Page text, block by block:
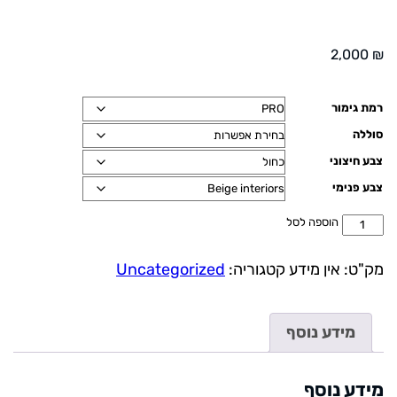
2,000 ₪
רמת גימור
סוללה
צבע חיצוני
צבע פנימי
כמות
של
C
הוספה לסל
מק"ט: אין מידע קטגוריה: Uncategorized
מידע נוסף
מידע נוסף